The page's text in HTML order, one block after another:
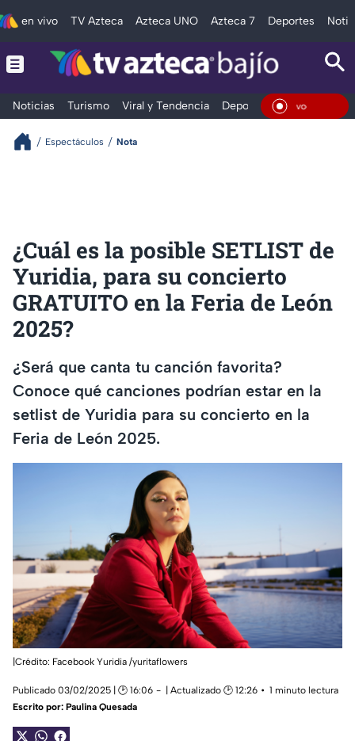
en vivo TV Azteca Azteca UNO Azteca 7 Deportes
Noticias Turismo Viral y Tendencia Deportes Espectáculos
En
Espectáculos Nota
¿Cuál es la posible SETLIST de
Yuridia, para su concierto
GRATUITO en la Feria de León
2025?
¿Será que canta tu canción favorita?
Conoce qué canciones podrían estar en la
setlist de Yuridia para su concierto en la
Feria de León 2025.
|Crédito: Facebook Yuridia /yuritaflowers
Publicado 03/02/2025 | 🕑 16:06 | Actualizado 🕑 12:26
1 minuto lectura
Escrito por: Paulina Quesada